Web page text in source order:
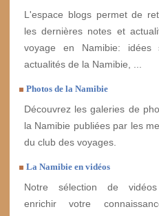
L'espace blogs permet de
les dernières notes et
voyage en Namibie: idées
actualités de la Namibie, ...
Photos de la Namibie
Découvrez les galeries de
la Namibie publiées par les
du club des voyages.
La Namibie en vidéos
Notre sélection de
enrichir votre